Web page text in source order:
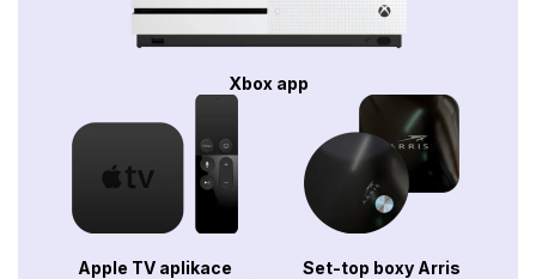
Xbox app
Apple TV aplikace Set-top boxy Arris